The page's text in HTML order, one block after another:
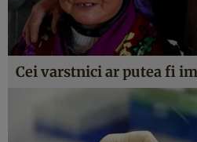
Cei varstnici ar putea fi